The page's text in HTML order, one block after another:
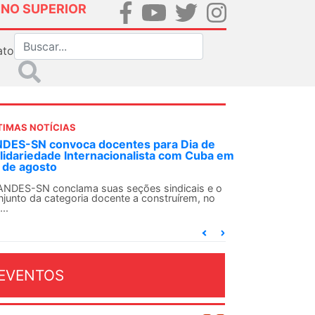
SUPERIOR
NOTÍCIAS
SN convoca docentes para Dia de
Internacionalista com Cuba em
de agosto
SN conclama suas seções sindicais e o
da categoria docente a construírem, no